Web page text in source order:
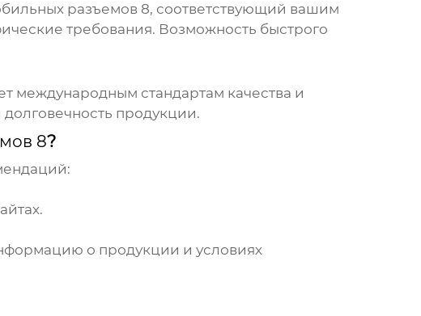
разъемов 8, соответствующий вашим
требования. Возможность быстрого
международным стандартам качества и
продукции.
8?
о продукции и условиях